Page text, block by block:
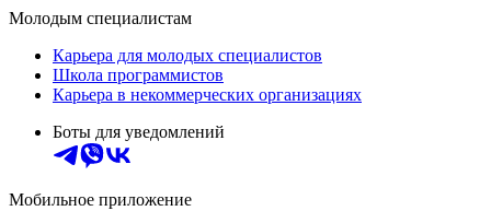
Молодым специалистам
Карьера для молодых специалистов
Школа программистов
Карьера в некоммерческих организациях
Боты для уведомлений
Мобильное приложение